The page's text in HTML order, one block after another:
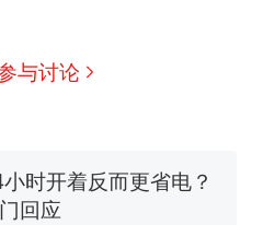
与讨论
行绕了几乎整个国境
，还曾两次到中国寻根
570元，搬到楼下交
才肯搬上楼！女子傻眼
时开着反而更省电？
回应